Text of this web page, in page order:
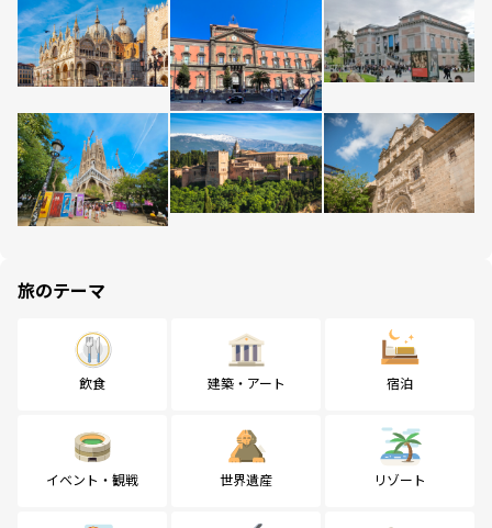
旅のテーマ
飲食 建築・アート 宿泊
イベント・観戦 世界遺産 リゾート